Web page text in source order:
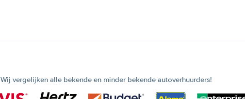
Wij vergelijken alle bekende en minder bekende autoverhuurders!